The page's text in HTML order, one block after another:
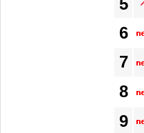
5
6
7
8
9